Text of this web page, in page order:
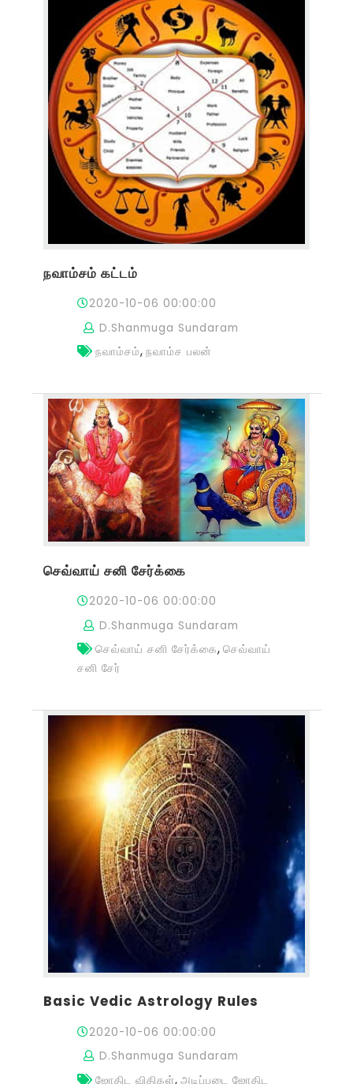
நவாம்சம் கட்டம்
2020-10-06 00:00:00
D.Shanmuga Sundaram
நவாம்சம்,நவாம்ச பலன்
செவ்வாய் சனி சேர்க்கை
2020-10-06 00:00:00
D.Shanmuga Sundaram
செவ்வாய் சனி சேர்க்கை,செவ்வாய்
சனி சேர்
Basic Vedic Astrology Rules
2020-10-06 00:00:00
D.Shanmuga Sundaram
ஜோதிட விதிகள்,அடிப்படை ஜோதிட